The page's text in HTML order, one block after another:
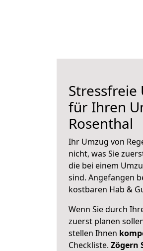
Stressfreie
für Ihren
Rosenthal
Ihr Umzug von
nicht, was Sie
die bei einem
sind. Angefangen
kostbaren Hab &
Wenn Sie durch
zuerst planen
stellen Ihnen
Checkliste. Zögern